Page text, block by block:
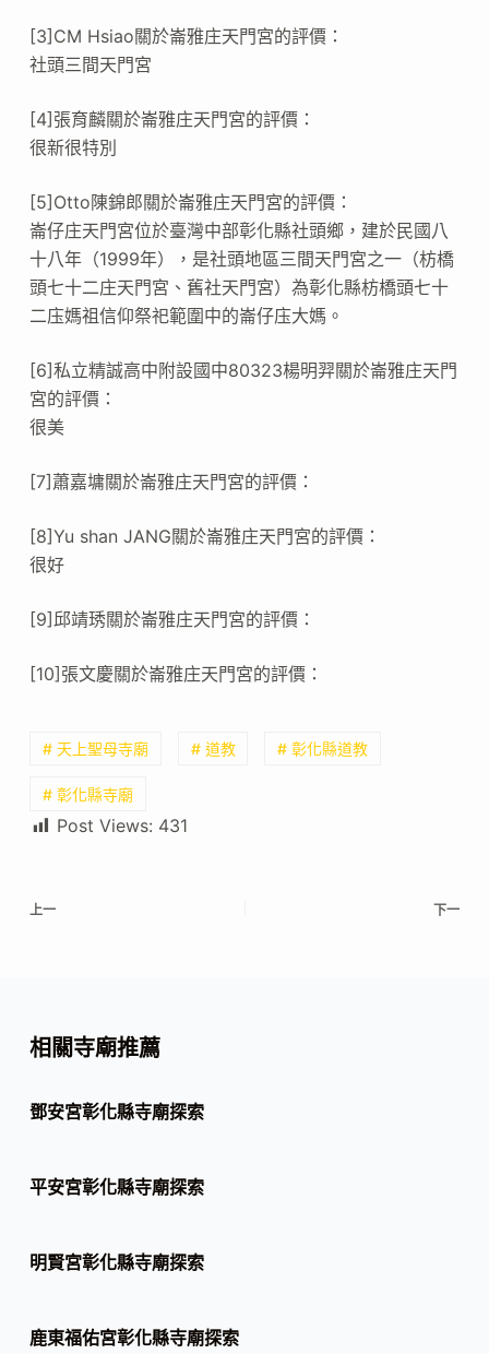
[3]CM Hsiao關於崙雅庄天門宮的評價：
社頭三間天門宮
[4]張育麟關於崙雅庄天門宮的評價：
很新很特別
[5]Otto陳錦郎關於崙雅庄天門宮的評價：
崙仔庄天門宮位於臺灣中部彰化縣社頭鄉，建於民國八
十八年（1999年），是社頭地區三間天門宮之一（枋橋
頭七十二庄天門宮、舊社天門宮）為彰化縣枋橋頭七十
二庒媽祖信仰祭祀範圍中的崙仔庒大媽。
[6]私立精誠高中附設國中80323楊明羿關於崙雅庄天門
宮的評價：
很美
[7]蕭嘉墉關於崙雅庄天門宮的評價：
[8]Yu shan JANG關於崙雅庄天門宮的評價：
很好
[9]邱靖琇關於崙雅庄天門宮的評價：
[10]張文慶關於崙雅庄天門宮的評價：
# 天上聖母寺廟 # 道教 # 彰化縣道教
# 彰化縣寺廟
Post Views: 431
上一 下一
相關寺廟推薦
鄧安宮彰化縣寺廟探索
平安宮彰化縣寺廟探索
明賢宮彰化縣寺廟探索
鹿東福佑宮彰化縣寺廟探索